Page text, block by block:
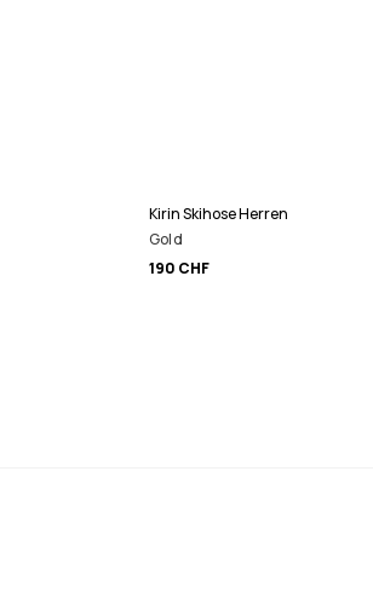
Kirin Skihose Herren
Gold
190 CHF